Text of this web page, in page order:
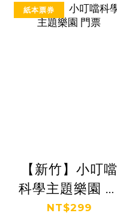
紙本票券
【新竹】小叮噹
科學主題樂園 門
票
NT$299